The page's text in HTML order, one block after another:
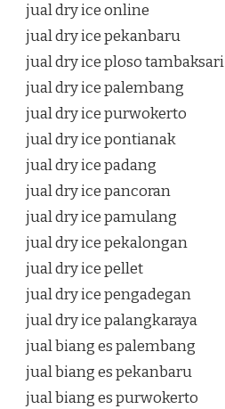
jual dry ice online
jual dry ice pekanbaru
jual dry ice ploso tambaksari
jual dry ice palembang
jual dry ice purwokerto
jual dry ice pontianak
jual dry ice padang
jual dry ice pancoran
jual dry ice pamulang
jual dry ice pekalongan
jual dry ice pellet
jual dry ice pengadegan
jual dry ice palangkaraya
jual biang es palembang
jual biang es pekanbaru
jual biang es purwokerto